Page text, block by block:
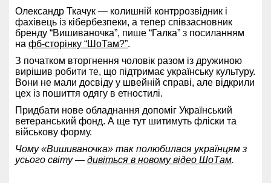
Олександр Ткачук — колишній контррозвідник і
фахівець із кібербезпеки, а тепер співзасновник
бренду “Вишиваночка”, пише “Галка” з посиланням
на фб-сторінку “ШоТам?”.
З початком вторгнення чоловік разом із дружиною
вирішив робити те, що підтримає українську культуру.
Вони не мали досвіду у швейній справі, але відкрили
цех із пошиття одягу в етностилі.
Придбати нове обладнання допоміг Український
ветеранський фонд. А ще тут шитимуть фліски та
військову форму.
Чому «Вишиваночка» так полюбилася українцям з
усього світу — дивіться в новому відео ШоТам.